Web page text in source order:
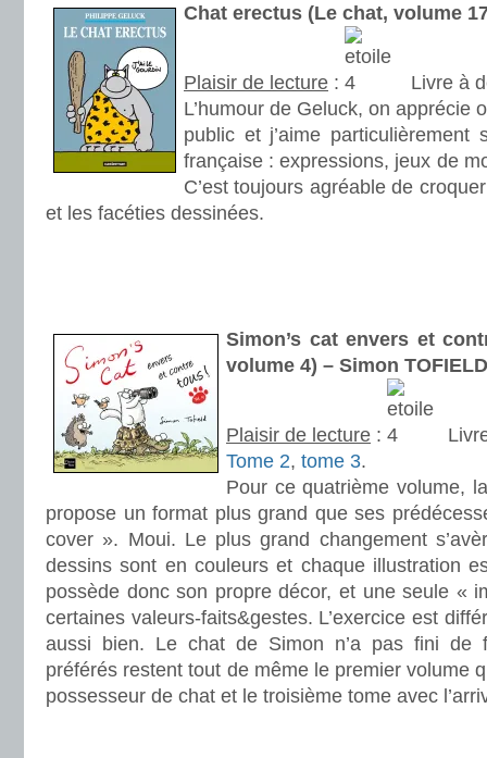
Chat erectus (Le chat, volume
Plaisir de lecture :
Livre à
L’humour de Geluck, on apprécie
public et j’aime
française : expressions, jeux de
C’est toujours agréable de
et les facéties dessinées.
Simon’s cat envers et
volume 4) – Simon TOFIELD
Plaisir de lecture :
Tome 2, tome 3.
Pour ce quatrième volume,
propose un format plus grand que ses
cover ». Moui. Le plus grand changement
dessins sont en couleurs et chaque illustration
possède donc son propre décor, et une seule «
certaines valeurs-faits&gestes. L’exercice est
aussi bien. Le chat de Simon n’a pas fini de
préférés restent tout de même le premier volume
possesseur de chat et le troisième tome avec